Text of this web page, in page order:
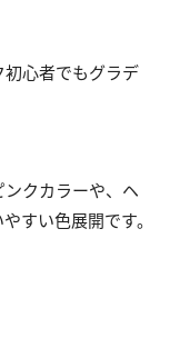
心者でもグラデ
クカラーや、ヘ
すい色展開です。